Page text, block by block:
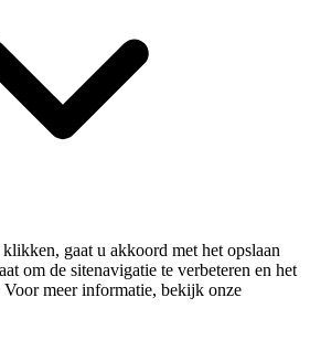
gaat u akkoord met het opslaan
om de sitenavigatie te verbeteren en het
Voor meer informatie, bekijk onze